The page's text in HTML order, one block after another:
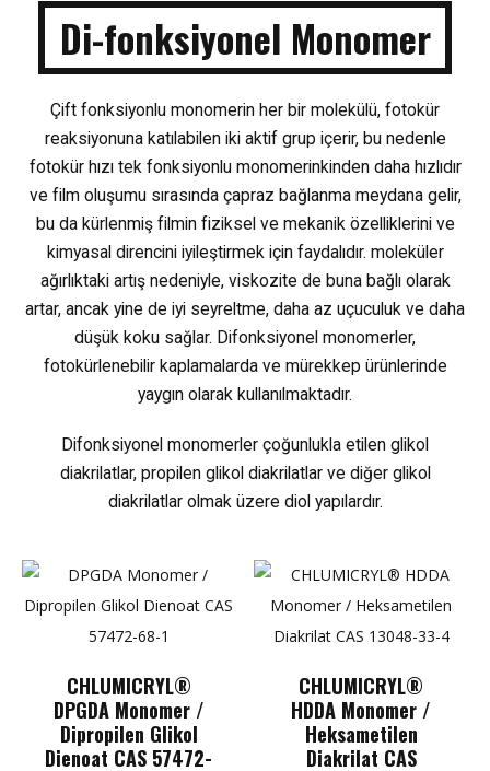
Di-fonksiyonel Monomer
Çift fonksiyonlu monomerin her bir molekülü, fotokür
reaksiyonuna katılabilen iki aktif grup içerir, bu nedenle
fotokür hızı tek fonksiyonlu monomerinkinden daha hızlıdır
ve film oluşumu sırasında çapraz bağlanma meydana gelir,
bu da kürlenmiş filmin fiziksel ve mekanik özelliklerini ve
kimyasal direncini iyileştirmek için faydalıdır. moleküler
ağırlıktaki artış nedeniyle, viskozite de buna bağlı olarak
artar, ancak yine de iyi seyreltme, daha az uçuculuk ve daha
düşük koku sağlar. Difonksiyonel monomerler,
fotokürlenebilir kaplamalarda ve mürekkep ürünlerinde
yaygın olarak kullanılmaktadır.
Difonksiyonel monomerler çoğunlukla etilen glikol
diakrilatlar, propilen glikol diakrilatlar ve diğer glikol
diakrilatlar olmak üzere diol yapılardır.
CHLUMICRYL®
DPGDA Monomer /
Dipropilen Glikol
Dienoat CAS 57472-
CHLUMICRYL®
HDDA Monomer /
Heksametilen
Diakrilat CAS